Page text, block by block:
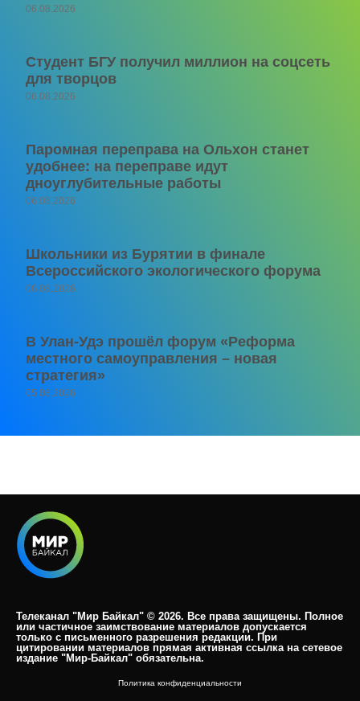
06.08.2026
Студент БГУ получил миллион на соцсеть
для творцов
06.08.2026
Паромная переправа на Ольхон станет
удобнее: на переправе идут
дноуглубительные работы
06.08.2026
Школьники из Бурятии в финале
Всероссийского экологического форума
06.08.2026
В Улан-Удэ прошёл форум «Реформа
местного самоуправления – новая
стратегия»
05.08.2026
Телеканал "Мир Байкал" © 2026. Все права защищены. Полное
или частичное заимствование материалов допускается
только с письменного разрешения редакции. При
цитировании материалов прямая активная ссылка на сетевое
издание "Мир-Байкал" обязательна.​
Политика конфиденциальности